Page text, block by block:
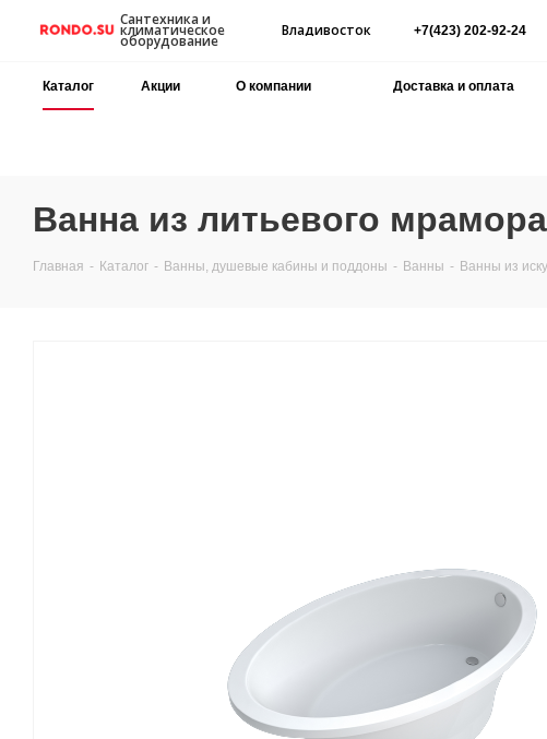
Сантехника и
климатическое
оборудование
Владивосток +7(423) 202-92-24
Каталог Акции О компании Доставка и оплата
Ванна из литьевого
Главная - Каталог - Ванны, душевые кабины и поддоны - Ванны - Ванны из